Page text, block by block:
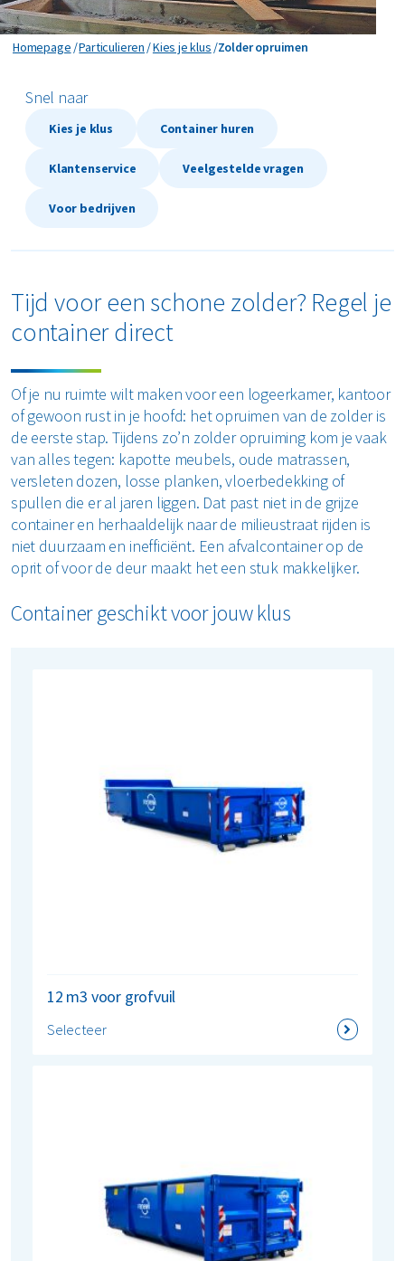
Kozijnen vervangen
Meubels afvoeren
Plafond verwijderen
Verbouwing
Vloer verwijderen
Zolder opruimen
Bekijk alle klussen
Homepage Particulieren Kies je klus Zolder opruimen
Zolder opruimen
Snel naar
Kies je klus Container huren
Klantenservice Veelgestelde vragen
Voor bedrijven
Tijd voor een schone zolder? Regel je
container direct
Of je nu ruimte wilt maken voor een logeerkamer, kantoor
of gewoon rust in je hoofd: het opruimen van de zolder is
de eerste stap. Tijdens zo’n zolder opruiming kom je vaak
van alles tegen: kapotte meubels, oude matrassen,
versleten dozen, losse planken, vloerbedekking of
spullen die er al jaren liggen. Dat past niet in de grijze
container en herhaaldelijk naar de milieustraat rijden is
niet duurzaam en inefficiënt. Een afvalcontainer op de
oprit of voor de deur maakt het een stuk makkelijker.
Container geschikt voor jouw klus
12 m3 voor grofvuil
Selecteer